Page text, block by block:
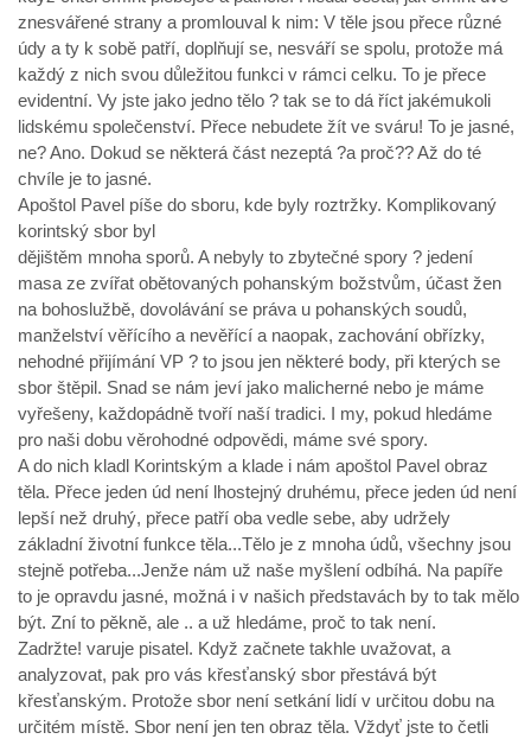
znesvářené strany a promlouval k nim: V těle jsou přece různé
údy a ty k sobě patří, doplňují se, nesváří se spolu, protože má
každý z nich svou důležitou funkci v rámci celku. To je přece
evidentní. Vy jste jako jedno tělo ? tak se to dá říct jakémukoli
lidskému společenství. Přece nebudete žít ve sváru! To je jasné,
ne? Ano. Dokud se některá část nezeptá ?a proč?? Až do té
chvíle je to jasné.
Apoštol Pavel píše do sboru, kde byly roztržky. Komplikovaný
korintský sbor byl
dějištěm mnoha sporů. A nebyly to zbytečné spory ? jedení
masa ze zvířat obětovaných pohanským božstvům, účast žen
na bohoslužbě, dovolávání se práva u pohanských soudů,
manželství věřícího a nevěřící a naopak, zachování obřízky,
nehodné přijímání VP ? to jsou jen některé body, při kterých se
sbor štěpil. Snad se nám jeví jako malicherné nebo je máme
vyřešeny, každopádně tvoří naší tradici. I my, pokud hledáme
pro naši dobu věrohodné odpovědi, máme své spory.
A do nich kladl Korintským a klade i nám apoštol Pavel obraz
těla. Přece jeden úd není lhostejný druhému, přece jeden úd není
lepší než druhý, přece patří oba vedle sebe, aby udržely
základní životní funkce těla...Tělo je z mnoha údů, všechny jsou
stejně potřeba...Jenže nám už naše myšlení odbíhá. Na papíře
to je opravdu jasné, možná i v našich představách by to tak mělo
být. Zní to pěkně, ale .. a už hledáme, proč to tak není.
Zadržte! varuje pisatel. Když začnete takhle uvažovat, a
analyzovat, pak pro vás křesťanský sbor přestává být
křesťanským. Protože sbor není setkání lidí v určitou dobu na
určitém místě. Sbor není jen ten obraz těla. Vždyť jste to četli